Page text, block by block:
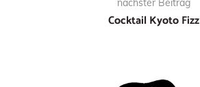
nächster Beitrag
Cocktail Kyoto Fizz